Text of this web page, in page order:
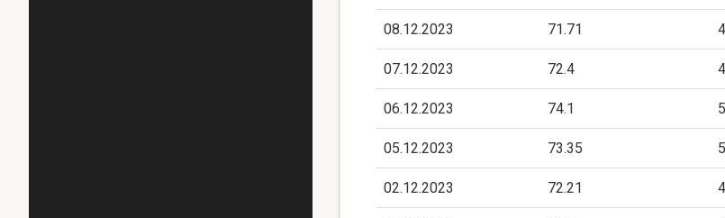
08.12.2023 71.71
07.12.2023 72.4
06.12.2023 74.1
05.12.2023 73.35
02.12.2023 72.21